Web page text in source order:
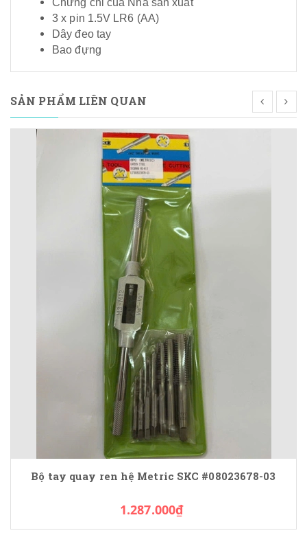
Chứng chỉ của Nhà sản xuất
3 x pin 1.5V LR6 (AA)
Dây đeo tay
Bao đựng
SẢN PHẨM LIÊN QUAN
Bộ tay quay ren hệ Metric SKC #08023678-03
1.287.000₫